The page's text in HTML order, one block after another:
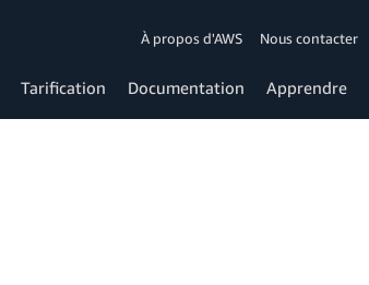
À propos d'AWS Nous contacter
Tarification Documentation Apprendre